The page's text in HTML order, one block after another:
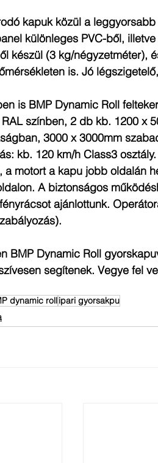
kapuk közül a
különleges PVC-ből,
készül (3 kg/négyzetméter),
is. Jó
is BMP Dynamic Roll
színben, 2 db kb. 1200 x
3000 x 3000mm
kb. 120 km/h Class3
a motort a kapu jobb oldalán
A biztonságos
ajánlottunk.
BMP Dynamic Roll
segítenek. Vegye fel
dynamic rollipari gyorsakpu